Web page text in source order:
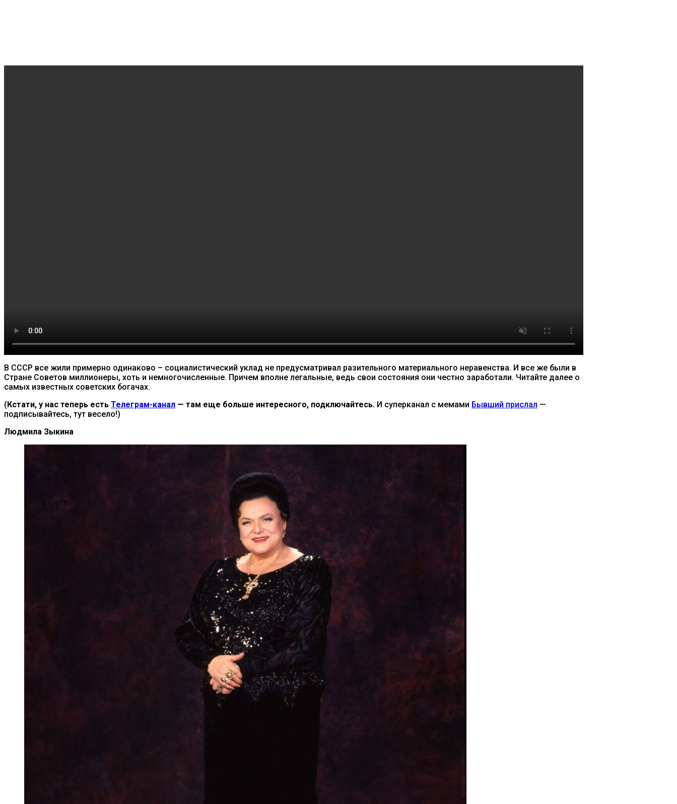
В СССР все жили примерно одинаково – социалистический уклад не предусматривал разительного материального неравенства. И все же были в
Стране Советов миллионеры, хоть и немногочисленные. Причем вполне легальные, ведь свои состояния они честно заработали. Читайте далее о
самых известных советских богачах.
( Кстати, у нас теперь есть Телеграм-канал — там еще больше интересного, подключайтесь. И суперканал с мемами Бывший прислал —
подписывайтесь, тут весело!)
Людмила Зыкина